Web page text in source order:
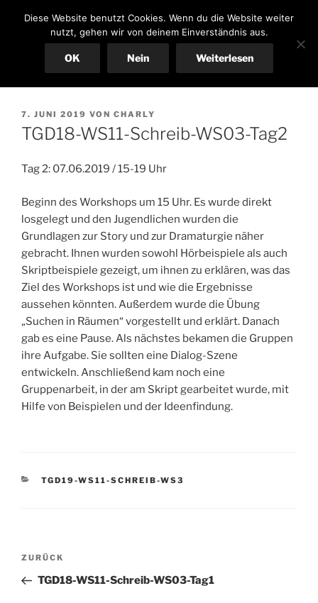
InhaltCHILDREN OF PARADISE
VERÖFFENTLICHT
AM
7. JUNI 2019 VON CHARLY
TGD18-WS11-Schreib-WS03-Tag2
Tag 2: 07.06.2019 / 15-19 Uhr
Beginn des Workshops um 15 Uhr. Es wurde direkt
losgelegt und den Jugendlichen wurden die
Grundlagen zur Story und zur Dramaturgie näher
gebracht. Ihnen wurden sowohl Hörbeispiele als auch
Skriptbeispiele gezeigt, um ihnen zu erklären, was das
Ziel des Workshops ist und wie die Ergebnisse
aussehen könnten. Außerdem wurde die Übung
„Suchen in Räumen“ vorgestellt und erklärt. Danach
gab es eine Pause. Als nächstes bekamen die Gruppen
ihre Aufgabe. Sie sollten eine Dialog-Szene
entwickeln. Anschließend kam noch eine
Gruppenarbeit, in der am Skript gearbeitet wurde, mit
Hilfe von Beispielen und der Ideenfindung.
KATEGORIEN
TGD19-WS11-SCHREIB-WS3
Beitragsnavigation
Vorheriger
Beitrag
ZURÜCK
TGD18-WS11-Schreib-WS03-Tag1
Diese Website benutzt Cookies. Wenn du die Website weiter
nutzt, gehen wir von deinem Einverständnis aus.
OK Nein Weiterlesen